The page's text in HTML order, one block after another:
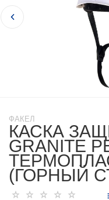
ФАКЕЛ
КАСКА
GRANITE
(ГОРНЫЙ